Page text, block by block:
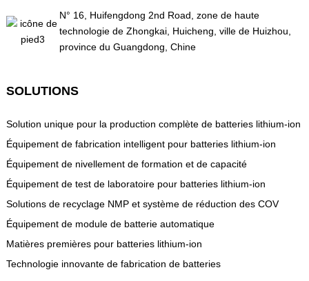
N° 16, Huifengdong 2nd Road, zone de haute
technologie de Zhongkai, Huicheng, ville de Huizhou,
province du Guangdong, Chine
SOLUTIONS
Solution unique pour la production complète de batteries lithium-ion
Équipement de fabrication intelligent pour batteries lithium-ion
Équipement de nivellement de formation et de capacité
Équipement de test de laboratoire pour batteries lithium-ion
Solutions de recyclage NMP et système de réduction des COV
Équipement de module de batterie automatique
Matières premières pour batteries lithium-ion
Technologie innovante de fabrication de batteries